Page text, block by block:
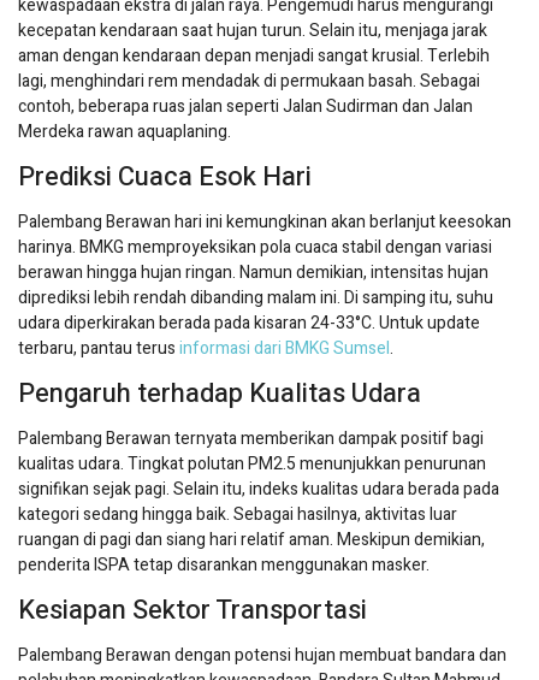
kewaspadaan ekstra di jalan raya. Pengemudi harus mengurangi
kecepatan kendaraan saat hujan turun. Selain itu, menjaga jarak
aman dengan kendaraan depan menjadi sangat krusial. Terlebih
lagi, menghindari rem mendadak di permukaan basah. Sebagai
contoh, beberapa ruas jalan seperti Jalan Sudirman dan Jalan
Merdeka rawan aquaplaning.
Prediksi Cuaca Esok Hari
Palembang Berawan hari ini kemungkinan akan berlanjut keesokan
harinya. BMKG memproyeksikan pola cuaca stabil dengan variasi
berawan hingga hujan ringan. Namun demikian, intensitas hujan
diprediksi lebih rendah dibanding malam ini. Di samping itu, suhu
udara diperkirakan berada pada kisaran 24-33°C. Untuk update
terbaru, pantau terusinformasi dari BMKG Sumsel.
Pengaruh terhadap Kualitas Udara
Palembang Berawan ternyata memberikan dampak positif bagi
kualitas udara. Tingkat polutan PM2.5 menunjukkan penurunan
signifikan sejak pagi. Selain itu, indeks kualitas udara berada pada
kategori sedang hingga baik. Sebagai hasilnya, aktivitas luar
ruangan di pagi dan siang hari relatif aman. Meskipun demikian,
penderita ISPA tetap disarankan menggunakan masker.
Kesiapan Sektor Transportasi
Palembang Berawan dengan potensi hujan membuat bandara dan